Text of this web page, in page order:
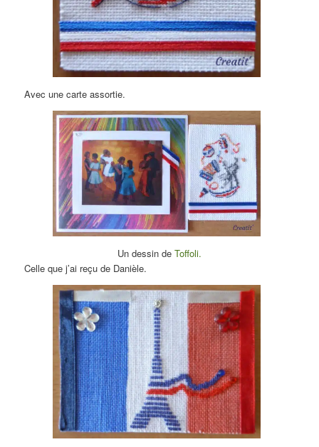
Avec une carte assortie.
Un dessin de Toffoli.
Celle que j’ai reçu de Danièle.